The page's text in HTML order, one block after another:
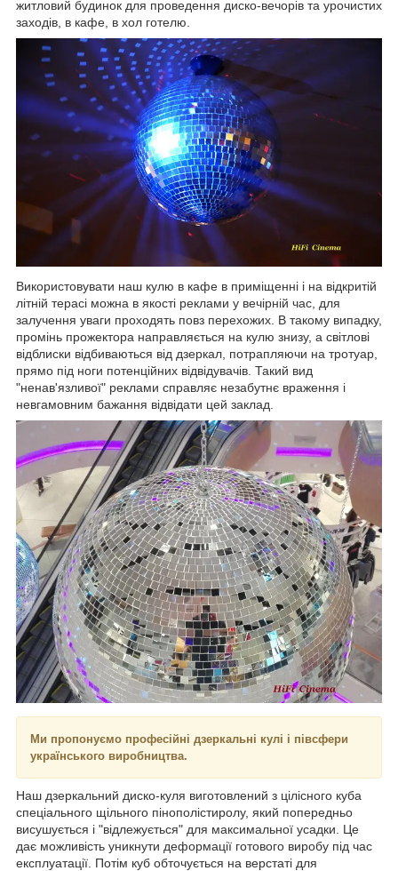
житловий будинок для проведення диско-вечорів та урочистих
заходів, в кафе, в хол готелю.
Використовувати наш кулю в кафе в приміщенні і на відкритій
літній терасі можна в якості реклами у вечірній час, для
залучення уваги проходять повз перехожих. В такому випадку,
промінь прожектора направляється на кулю знизу, а світлові
відблиски відбиваються від дзеркал, потрапляючи на тротуар,
прямо під ноги потенційних відвідувачів. Такий вид
"ненав'язливої" реклами справляє незабутнє враження і
невгамовним бажання відвідати цей заклад.
Ми пропонуємо професійні дзеркальні кулі і півсфери
українського виробництва.
Наш дзеркальний диско-куля виготовлений з цілісного куба
спеціального щільного пінополістиролу, який попередньо
висушується і "відлежується" для максимальної усадки. Це
дає можливість уникнути деформації готового виробу під час
експлуатації. Потім куб обточується на верстаті для